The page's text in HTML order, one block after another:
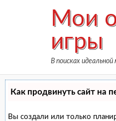
Мои
игры
В поисках
Как продвинуть сайт на
Вы создали или только